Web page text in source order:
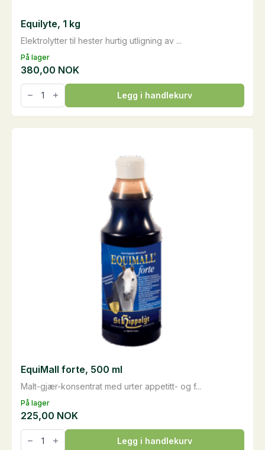
På lager
Elektrolytter til hester hurtig utligning av ...
Equilyte, 1 kg
380,00 NOK
Equilyte,
kg
antall
Legg i handlekurv
På lager
Malt-gjær-konsentrat med urter appetitt- og f...
EquiMall forte, 500 ml
225,00 NOK
EquiMall
forte,
Legg i handlekurv